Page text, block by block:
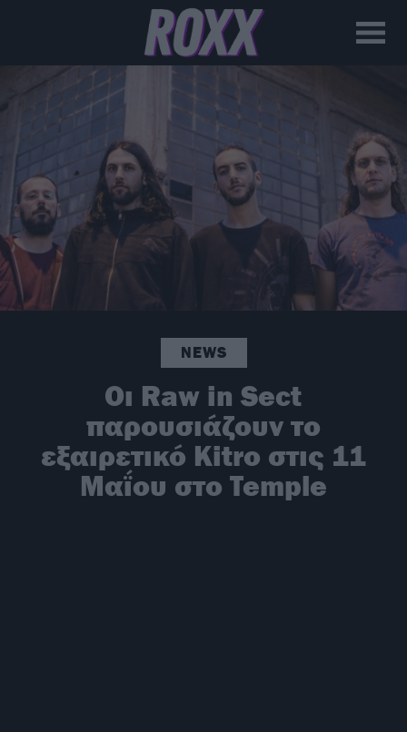
NEWS
Οι Raw in Sect
παρουσιάζουν το
εξαιρετικό Kitro στις 11
Μαΐου στο Temple